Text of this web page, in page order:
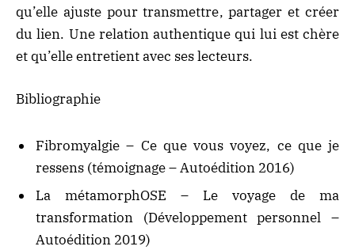
qu’elle ajuste pour transmettre, partager et créer
du lien. Une relation authentique qui lui est chère
et qu’elle entretient avec ses lecteurs.
Bibliographie
Fibromyalgie – Ce que vous voyez, ce que je
ressens (témoignage – Autoédition 2016)
La métamorphOSE – Le voyage de ma
transformation (Développement personnel –
Autoédition 2019)